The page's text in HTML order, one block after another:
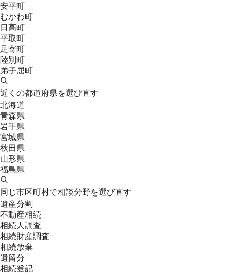
安平町
むかわ町
日高町
平取町
足寄町
陸別町
弟子屈町
近くの都道府県を選び直す
北海道
青森県
岩手県
宮城県
秋田県
山形県
福島県
同じ市区町村で相談分野を選び直す
遺産分割
不動産相続
相続人調査
相続財産調査
相続放棄
遺留分
相続登記